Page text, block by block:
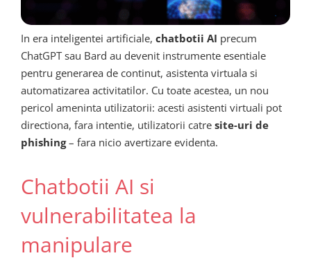
In era inteligentei artificiale, chatbotii AI precum
ChatGPT sau Bard au devenit instrumente esentiale
pentru generarea de continut, asistenta virtuala si
automatizarea activitatilor. Cu toate acestea, un nou
pericol ameninta utilizatorii: acesti asistenti virtuali pot
directiona, fara intentie, utilizatorii catre site-uri de
phishing– fara nicio avertizare evidenta.
Chatbotii AI si
vulnerabilitatea la
manipulare